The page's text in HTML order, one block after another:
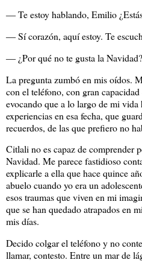
― Te estoy hablando, Emilio
― Sí corazón, aquí estoy. Te
― ¿Por qué no te gusta la Navidad?
La pregunta zumbó en mis oídos.
con el teléfono, con gran
evocando que a lo largo de mi
experiencias en esa fecha, que
recuerdos, de las que prefiero no
Citlali no es capaz de comprender
Navidad. Me parece fastidioso
explicarle a ella que hace quince
abuelo cuando yo era un
esos traumas que viven en mi
que se han quedado atrapados en
mis días.
Decido colgar el teléfono y no
llamar, contesto. Entre un mar de